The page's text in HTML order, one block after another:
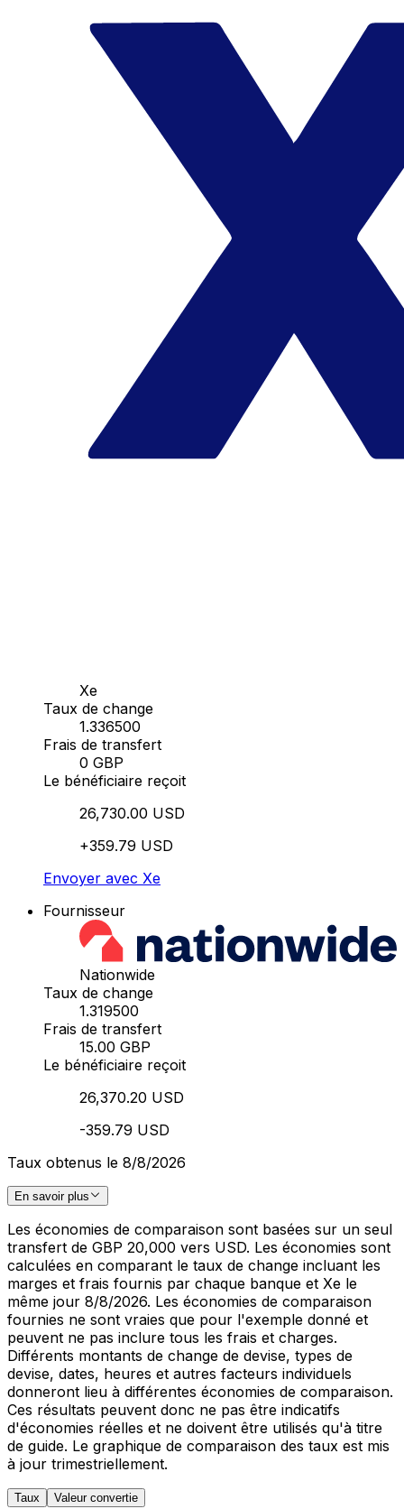
Xe
Taux de change
1.336500
Frais de transfert
0 GBP
Le bénéficiaire reçoit
26,730.00 USD
+359.79 USD
Envoyer avec Xe
Fournisseur
Nationwide
Taux de change
1.319500
Frais de transfert
15.00 GBP
Le bénéficiaire reçoit
26,370.20 USD
-359.79 USD
Taux obtenus le 8/8/2026
En savoir plus
Les économies de comparaison sont basées sur un seul
transfert de GBP 20,000 vers USD. Les économies sont
calculées en comparant le taux de change incluant les
marges et frais fournis par chaque banque et Xe le
même jour 8/8/2026. Les économies de comparaison
fournies ne sont vraies que pour l'exemple donné et
peuvent ne pas inclure tous les frais et charges.
Différents montants de change de devise, types de
devise, dates, heures et autres facteurs individuels
donneront lieu à différentes économies de comparaison.
Ces résultats peuvent donc ne pas être indicatifs
d'économies réelles et ne doivent être utilisés qu'à titre
de guide. Le graphique de comparaison des taux est mis
à jour trimestriellement.
Taux Valeur convertie